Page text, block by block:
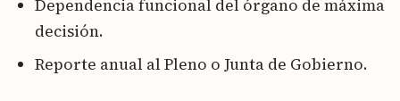
Dependencia funcional del órgano de máxima
decisión.
Reporte anual al Pleno o Junta de Gobierno.